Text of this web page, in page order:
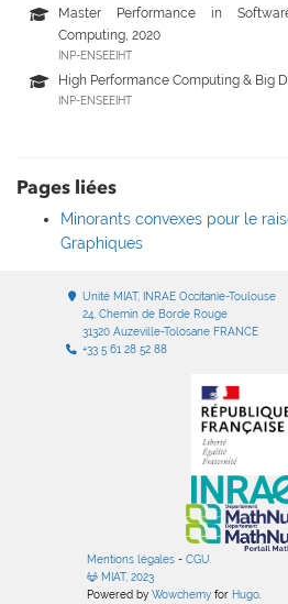
Master Performance in
Computing, 2020
INP-ENSEEIHT
High Performance Computing & Big
INP-ENSEEIHT
Pages liées
Minorants convexes pour le
Graphiques
Unité MIAT, INRAE Occitanie-Toulouse
24, Chemin de Borde Rouge
31320 Auzeville-Tolosane FRANCE
+33 5 61 28 52 88
Mentions légales- CGU
MIAT, 2023
Powered by Wowchemyfor Hugo.